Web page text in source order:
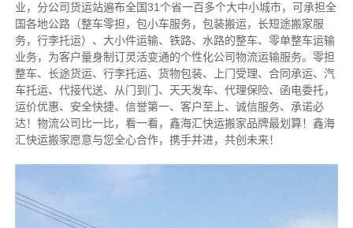
业，分公司货运站遍布全国31个省一百多个大中小城市，可承担全
国各地公路（整车零担，包小车服务，包装搬运，长短途搬家服
务，行李托运）、大小件运输、铁路、水路的整车、零单整车运输
业务，为客户量身制订灵活变通的个性化公司物流运输服务。零担
整车、长途货运、行李托运、货物包装、上门受理、合同承运、汽
车托运、代接代送、从门到门、天天发车、代理保险、函电委托，
运价优惠、安全快捷、信誉第一、客户至上、诚信服务、承诺必
达！物流公司比一比，看一看，鑫海汇快运搬家品牌最划算！鑫海
汇快运搬家愿意与您全心合作，携手并进，共创未来！